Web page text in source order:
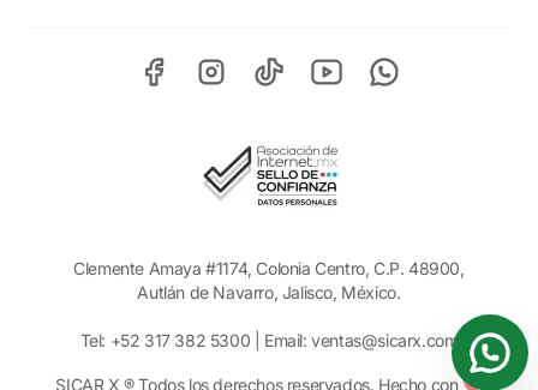
Clemente Amaya #1174, Colonia Centro, C.P. 48900,
Autlán de Navarro, Jalisco, México.
Tel: +52 317 382 5300 | Email:ventas@sicarx.com
SICAR X ® Todos los derechos reservados. Hecho con ❤️